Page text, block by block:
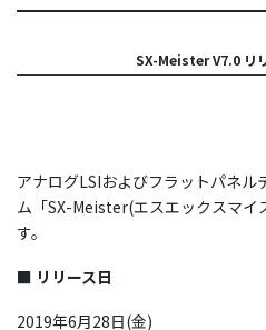
SX-Meister V7.0 リ
アナログLSIおよびフラットパネル
ム「SX-Meister(エスエックスマイ
す。
■ リリース日
2019年6月28日(金)